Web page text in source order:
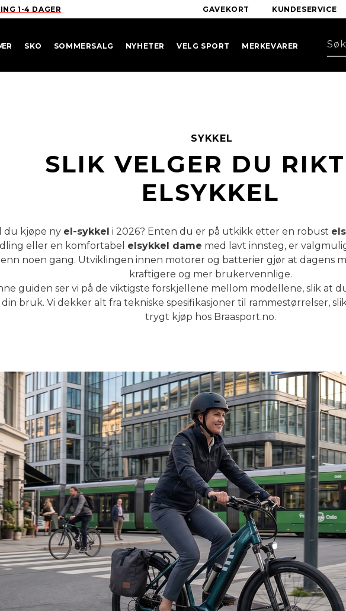
1-4 DAGER GAVEKORT KUNDESERVICE
SKO SOMMERSALG NYHETER VELG SPORT MERKEVARER
SYKKEL
SLIK VELGER DU
ELSYKKEL
du kjøpe ny el-sykkel i 2026? Enten du er på utkikk etter en robust
eller en komfortabel elsykkel dame med lavt innsteg, er
enn noen gang. Utviklingen innen motorer og batterier gjør at dagens
kraftigere og mer brukervennlige.
guiden ser vi på de viktigste forskjellene mellom modellene, slik at
bruk. Vi dekker alt fra tekniske spesifikasjoner til rammestørrelser,
trygt kjøp hos Braasport.no.